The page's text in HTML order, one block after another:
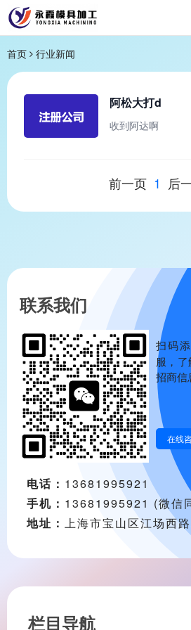
首页
新闻中心
首页 行业新闻
阿松大打d
收到阿达啊
前一页 1 后
联系我们
扫码
服，了
招商信
在线
电话： 13681995921
手机： 13681995921 (微信
地址： 上海市宝山区江场西
栏目导航